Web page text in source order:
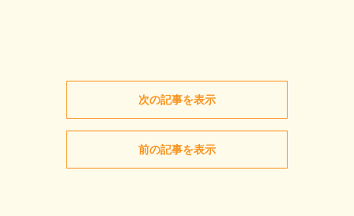
次の記事を表示
前の記事を表示